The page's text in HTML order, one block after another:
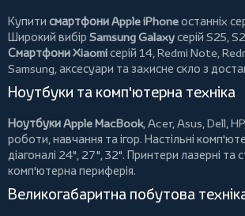
Купити смартфони Apple iPhoneостанніх
Широкий вибір Samsung Galaxyсерій S25,
Смартфони Xiaomiсерій 14, Redmi Note,
Samsung, аксесуари тазахисне скло з
Ноутбуки та комп'ютерна техніка
Ноутбуки Apple MacBook, Acer, Asus, Dell, HP,
роботи, навчання та ігор. Настільні
діагоналі 24", 27", 32". Принтери лазерні та
комп'ютерна периферія.
Великогабаритна побутова